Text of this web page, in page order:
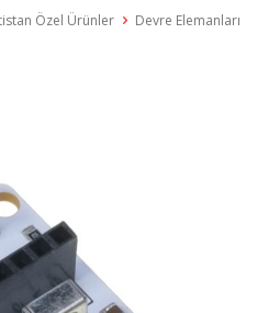
Özel Ürünler
Devre Elemanları